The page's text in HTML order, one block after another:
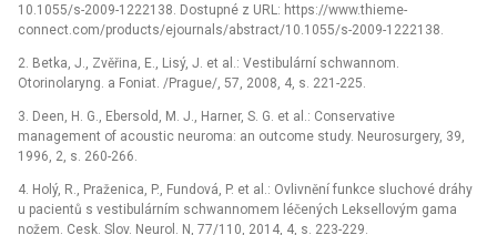
10.1055/s-2009-1222138. Dostupné z URL: https://www.thieme-
connect.com/products/ejournals/abstract/10.1055/s-2009-1222138.
2. Betka, J., Zvěřina, E., Lisý, J. et al.: Vestibulární schwannom.
Otorinolaryng. a Foniat. /Prague/, 57, 2008, 4, s. 221-225.
3. Deen, H. G., Ebersold, M. J., Harner, S. G. et al.: Conservative
management of acoustic neuroma: an outcome study. Neurosurgery, 39,
1996, 2, s. 260-266.
4. Holý, R., Praženica, P., Fundová, P. et al.: Ovlivnění funkce sluchové dráhy
u pacientů s vestibulárním schwannomem léčených Leksellovým gama
nožem. Cesk. Slov. Neurol. N, 77/110, 2014, 4, s. 223-229.